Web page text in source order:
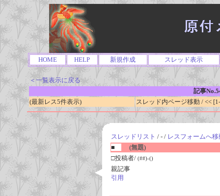
HOME HELP 新規作成 スレッド表示
＜一覧表示に戻る
記事
(最新レス5件表示)
スレッド内ページ移動 / <<
スレッドリスト / - / レスフォームへ移
■
(無題)
□投稿者/ (##)-()
親記事
引用